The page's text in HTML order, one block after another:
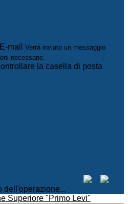
E-mail Verrà inviato un messaggio
necessarie.
la casella di posta
dell'operazione...